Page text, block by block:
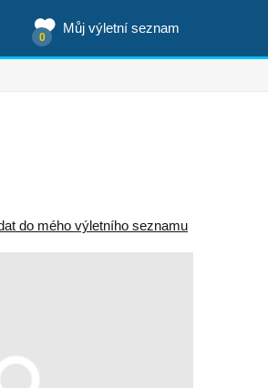
Můj výletní seznam
0
do mého výletního seznamu